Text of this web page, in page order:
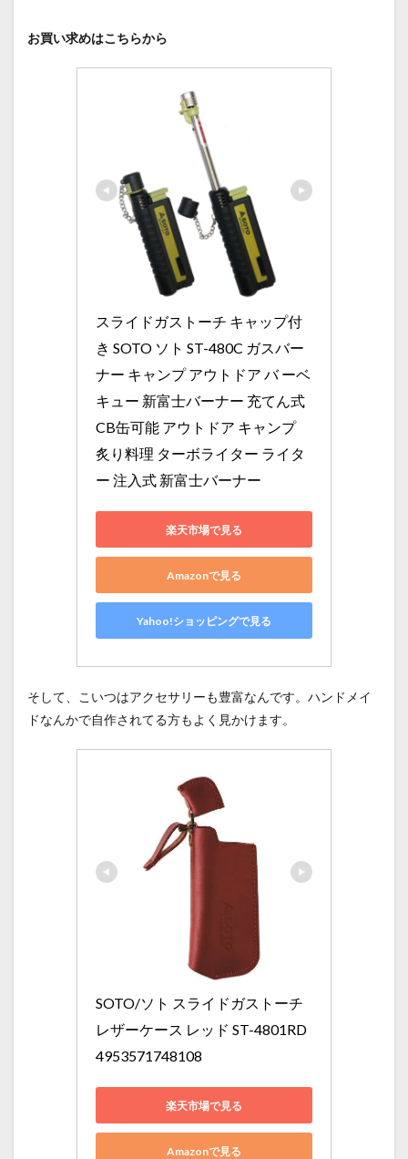
お買い求めはこちらから
スライドガストーチ キャップ付
き SOTO ソト ST-480C ガスバー
ナー キャンプ アウトドア バ ーベ
キュー 新富士バーナー 充てん式
CB缶可能 アウトドア キャンプ
炙り料理 ターボライター ライタ
ー 注入式 新富士バーナー
楽天市場で見る
Amazonで見る
Yahoo!ショッピングで見る
そして、こいつはアクセサリーも豊富なんです。ハンドメイ
ドなんかで自作されてる方もよく見かけます。
SOTO/ソト スライドガストーチ
レザーケース レッド ST-4801RD
4953571748108
楽天市場で見る
Amazonで見る